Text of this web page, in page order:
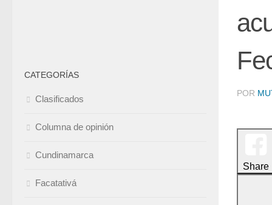
POR
Share
CATEGORÍAS
Clasificados
Columna de opinión
Cundinamarca
Facatativá